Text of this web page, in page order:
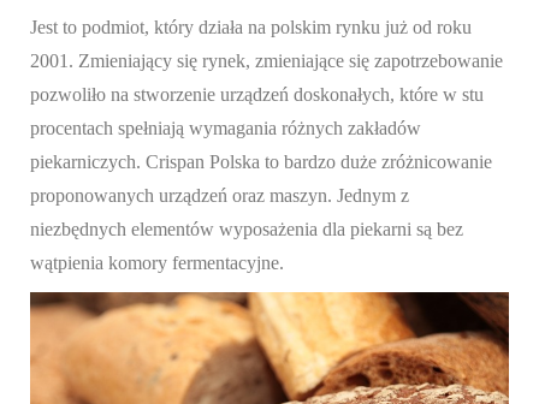
Jest to podmiot, który działa na polskim rynku już od roku
2001. Zmieniający się rynek, zmieniające się zapotrzebowanie
pozwoliło na stworzenie urządzeń doskonałych, które w stu
procentach spełniają wymagania różnych zakładów
piekarniczych. Crispan Polska to bardzo duże zróżnicowanie
proponowanych urządzeń oraz maszyn. Jednym z
niezbędnych elementów wyposażenia dla piekarni są bez
wątpienia komory fermentacyjne.